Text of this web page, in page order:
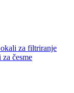
za filtriranje
česme